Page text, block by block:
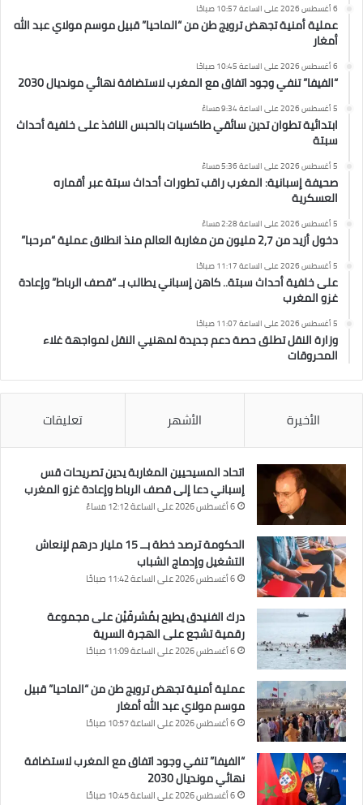
6 أغسطس 2026 على الساعة 10:57 صباحًا
عملية أمنية تجهض ترويج طن من “الماحيا” قبيل موسم مولاي عبد الله
أمغار
6 أغسطس 2026 على الساعة 10:45 صباحًا
“الفيفا” تنفي وجود اتفاق مع المغرب لاستضافة نهائي مونديال 2030
5 أغسطس 2026 على الساعة 9:34 مساءً
ابتدائية تطوان تدين سائقي طاكسيات بالحبس النافذ على خلفية أحداث
سبتة
5 أغسطس 2026 على الساعة 5:36 مساءً
صحيفة إسبانية: المغرب راقب تطورات أحداث سبتة عبر أقماره
العسكرية
5 أغسطس 2026 على الساعة 2:28 مساءً
دخول أزيد من 2,7 مليون من مغاربة العالم منذ انطلاق عملية “مرحبا”
5 أغسطس 2026 على الساعة 11:17 صباحًا
على خلفية أحداث سبتة.. كاهن إسباني يطالب بـ “قصف الرباط” وإعادة
غزو المغرب
5 أغسطس 2026 على الساعة 11:07 صباحًا
وزارة النقل تطلق حصة دعم جديدة لمهنيي النقل لمواجهة غلاء
المحروقات
الأخيرة الأشهر تعليقات
اتحاد المسيحيين المغاربة يدين تصريحات قس
إسباني دعا إلى قصف الرباط وإعادة غزو المغرب
6 أغسطس 2026 على الساعة 12:12 مساءً
الحكومة ترصد خطة بــ 15 مليار درهم لإنعاش
التشغيل وإدماج الشباب
6 أغسطس 2026 على الساعة 11:42 صباحًا
درك الفنيدق يطيح بمُشرفَيْن على مجموعة
رقمية تشجع على الهجرة السرية
6 أغسطس 2026 على الساعة 11:09 صباحًا
عملية أمنية تجهض ترويج طن من “الماحيا” قبيل
موسم مولاي عبد الله أمغار
6 أغسطس 2026 على الساعة 10:57 صباحًا
“الفيفا” تنفي وجود اتفاق مع المغرب لاستضافة
نهائي مونديال 2030
6 أغسطس 2026 على الساعة 10:45 صباحًا